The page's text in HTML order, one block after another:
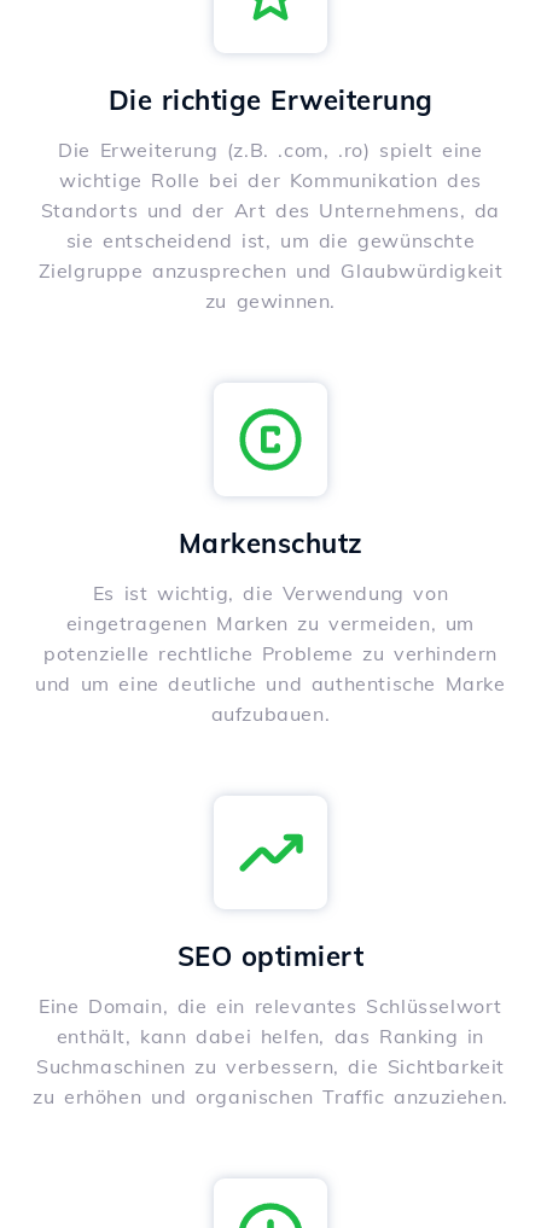
Die richtige Erweiterung
Die Erweiterung (z.B. .com, .ro) spielt eine
wichtige Rolle bei der Kommunikation des
Standorts und der Art des Unternehmens, da
sie entscheidend ist, um die gewünschte
Zielgruppe anzusprechen und Glaubwürdigkeit
zu gewinnen.
Markenschutz
Es ist wichtig, die Verwendung von
eingetragenen Marken zu vermeiden, um
potenzielle rechtliche Probleme zu verhindern
und um eine deutliche und authentische Marke
aufzubauen.
SEO optimiert
Eine Domain, die ein relevantes Schlüsselwort
enthält, kann dabei helfen, das Ranking in
Suchmaschinen zu verbessern, die Sichtbarkeit
zu erhöhen und organischen Traffic anzuziehen.